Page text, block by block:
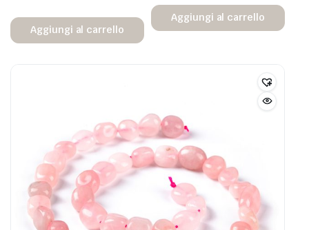
Aggiungi al carrello
Aggiungi al carrello